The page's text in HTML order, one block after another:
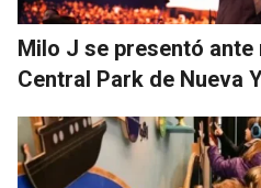
Milo J se presentó ante
Central Park de Nueva